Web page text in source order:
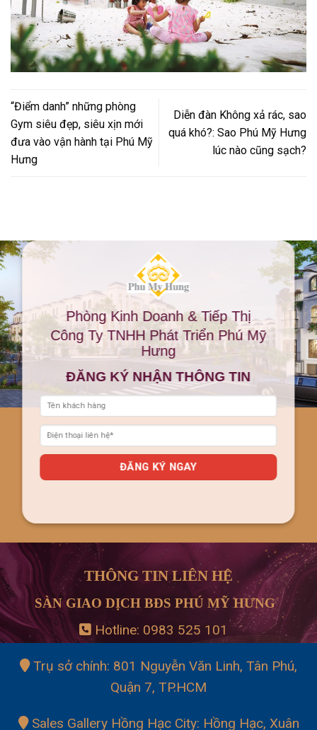
“Điểm danh” những phòng
Gym siêu đẹp, siêu xịn mới
đưa vào vận hành tại Phú Mỹ
Hưng
Diễn đàn Không xả rác, sao
quá khó?: Sao Phú Mỹ Hưng
lúc nào cũng sạch?
Phòng Kinh Doanh & Tiếp Thị
Công Ty TNHH Phát Triển Phú Mỹ
Hưng
ĐĂNG KÝ NHẬN THÔNG TIN
THÔNG TIN LIÊN HỆ
SÀN GIAO DỊCH BĐS PHÚ MỸ HƯNG
Hotline: 0983 525 101
Trụ sở chính: 801 Nguyễn Văn Linh, Tân Phú,
Quận 7, TP.HCM
Sales Gallery Hồng Hạc City: Hồng Hạc, Xuân